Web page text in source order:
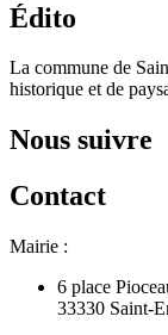
Édito
La commune de
historique et de
Nous suivre
Contact
Mairie :
6 place
33330 Saint-